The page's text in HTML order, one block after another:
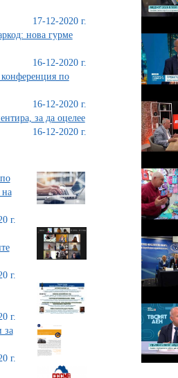
17-12-2020 г.
нова гурме
16-12-2020 г.
по
16-12-2020 г.
за да оцелее
16-12-2020 г.
г.
г.
г.
за
г.